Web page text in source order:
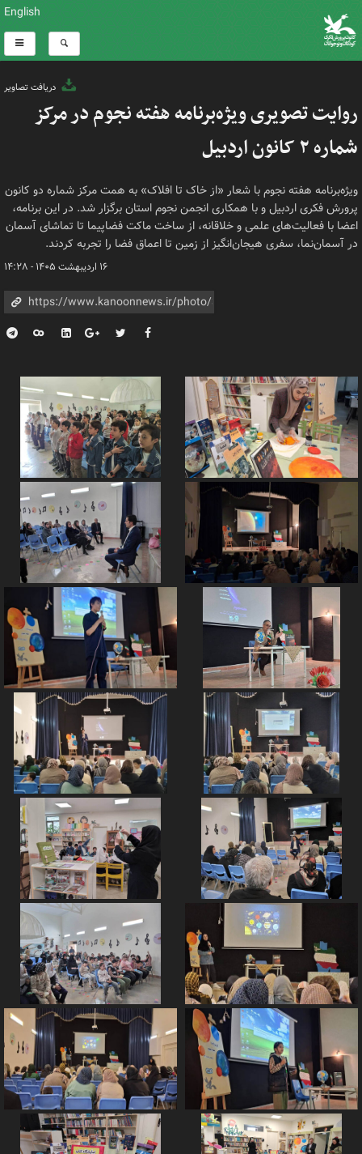
English
دریافت تصاویر
روایت تصویری ویژه‌برنامه هفته نجوم در مرکز
شماره ۲ کانون اردبیل
ویژه‌برنامه هفته نجوم با شعار «از خاک تا افلاک» به همت مرکز شماره دو کانون
پرورش فکری اردبیل و با همکاری انجمن نجوم استان برگزار شد. در این برنامه،
اعضا با فعالیت‌های علمی و خلاقانه، از ساخت ماکت فضاپیما تا تماشای آسمان
در آسمان‌نما، سفری هیجان‌انگیز از زمین تا اعماق فضا را تجربه کردند.
۱۶ اردیبهشت ۱۴۰۵ - ۱۴:۲۸